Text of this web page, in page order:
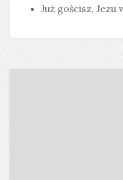
Już gościsz, Jezu